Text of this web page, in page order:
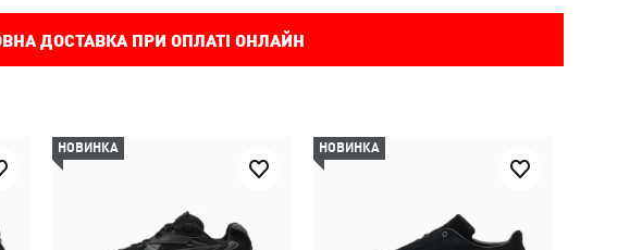
ДОСТАВКА ПРИ ОПЛАТІ ОНЛАЙН
НОВИНКА НОВИНКА